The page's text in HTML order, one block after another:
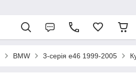
BMW 3-серія e46 1999-2005